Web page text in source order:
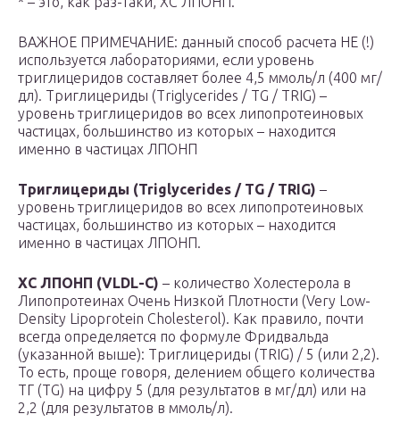
ВАЖНОЕ ПРИМЕЧАНИЕ: данный способ расчета НЕ (!)
используется лабораториями, если уровень
триглицеридов составляет более 4,5 ммоль/л (400 мг/
дл). Триглицериды (Triglycerides / TG / TRIG) –
уровень триглицеридов во всех липопротеиновых
частицах, большинство из которых – находится
именно в частицах ЛПОНП
Триглицериды (Triglycerides / TG / TRIG) –
уровень триглицеридов во всех липопротеиновых
частицах, большинство из которых – находится
именно в частицах ЛПОНП.
ХС ЛПОHП (VLDL-C) – количество Холестерола в
Липопротеинах Очень Низкой Плотности (Very Low-
Density Lipoprotein Cholesterol). Как правило, почти
всегда определяется по формуле Фридвальда
(указанной выше): Триглицериды (TRIG) / 5 (или 2,2).
То есть, проще говоря, делением общего количества
ТГ (TG) на цифру 5 (для результатов в мг/дл) или на
2,2 (для результатов в ммоль/л).